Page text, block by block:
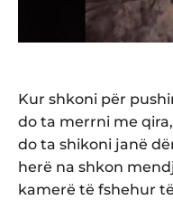
Kur shkoni për
do ta merrni me
do ta shikoni janë
herë na shkon
kamerë të fshehur